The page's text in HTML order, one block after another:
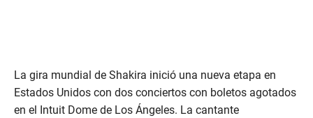
La gira mundial de Shakira inició una nueva etapa en
Estados Unidos con dos conciertos con boletos agotados
en el Intuit Dome de Los Ángeles. La cantante